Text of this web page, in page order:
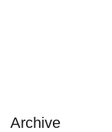
Archive